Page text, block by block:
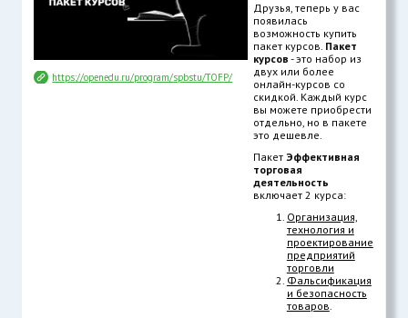
https://openedu.ru/program/spbstu/TOFP/
Друзья, теперь у вас
появилась
возможность купить
пакет курсов. Пакет
курсов - это набор из
двух или более
онлайн-курсов со
скидкой. Каждый курс
вы можете приобрести
отдельно, но в пакете
это дешевле.
ПакетЭффективная
торговая
деятельность
включает 2 курса:
Организация,
технология и
проектирование
предприятий
торговли
Фальсификация
и безопасность
товаров.